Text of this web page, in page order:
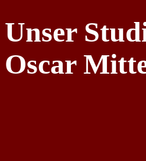
Unser
Oscar